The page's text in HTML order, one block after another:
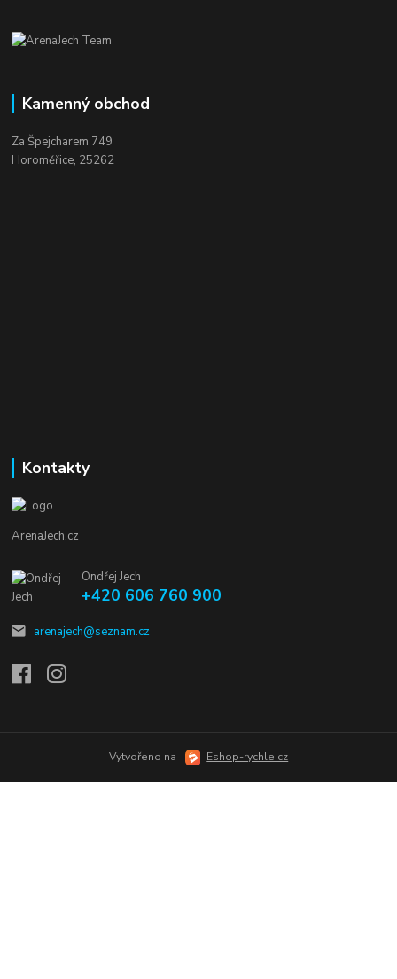
Kamenný obchod
Za Špejcharem 749
Horoměřice, 25262
Kontakty
ArenaJech.cz
Ondřej Jech
+420 606 760 900
arenajech@seznam.cz
Vytvořeno na Eshop-rychle.cz